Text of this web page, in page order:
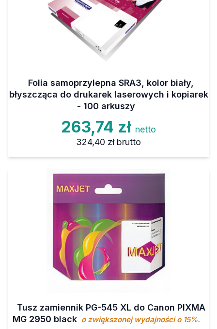
Folia samoprzylepna SRA3, kolor biały,
błyszcząca do drukarek laserowych i kopiarek
- 100 arkuszy
263,74 zł netto
324,40 zł brutto
Tusz zamiennik PG-545 XL do Canon PIXMA
MG 2950 black o zwiększonej wydajności o 15%.